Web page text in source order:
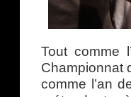
Tout comme
Championnat
comme l’an